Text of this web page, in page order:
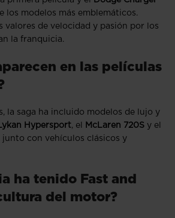
los modelos más emblemáticos.
valores de velocidad y pasión por los
la franquicia.
en las películas
la saga ha incluido modelos de lujo y
Hypersport, el McLaren 720S y el
junto con vehículos clásicos y
ha tenido Fast and
del motor?